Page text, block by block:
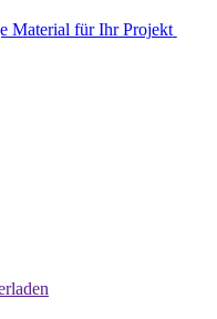
Material für Ihr Projekt